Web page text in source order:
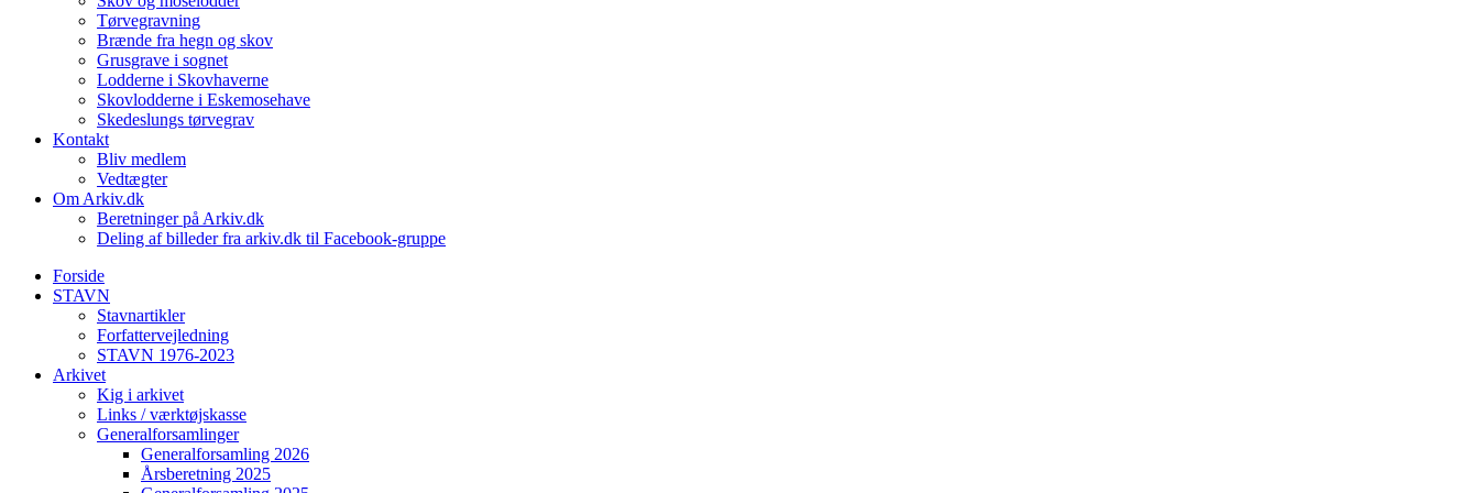
Tørvegravning
Brænde fra hegn og skov
Grusgrave i sognet
Lodderne i Skovhaverne
Skovlodderne i Eskemosehave
Skedeslungs tørvegrav
Kontakt
Bliv medlem
Vedtægter
Om Arkiv.dk
Beretninger på Arkiv.dk
Deling af billeder fra arkiv.dk til Facebook-gruppe
Forside
STAVN
Stavnartikler
Forfattervejledning
STAVN 1976-2023
Arkivet
Kig i arkivet
Links / værktøjskasse
Generalforsamlinger
Generalforsamling 2026
Årsberetning 2025